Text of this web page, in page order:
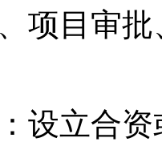
项目审
立合资